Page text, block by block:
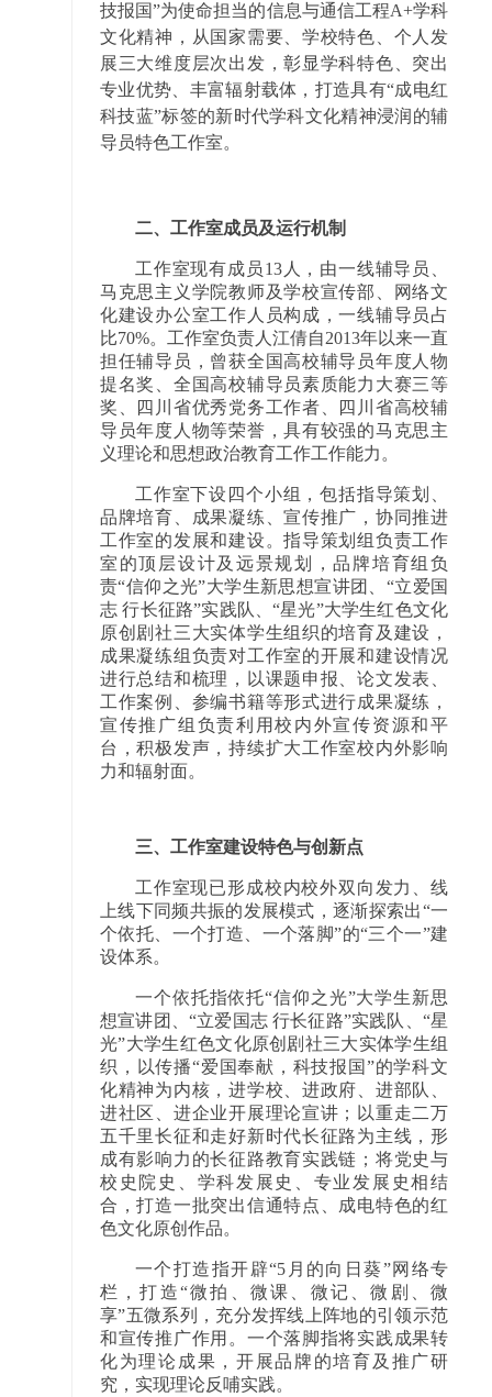
技报国”为使命担当的信息与通信工程A+学科
文化精神，从国家需要、学校特色、个人发
展三大维度层次出发，彰显学科特色、突出
专业优势、丰富辐射载体，打造具有“成电红
科技蓝”标签的新时代学科文化精神浸润的辅
导员特色工作室。
二、工作室成员及运行机制
工作室现有成员13人，由一线辅导员、
马克思主义学院教师及学校宣传部、网络文
化建设办公室工作人员构成，一线辅导员占
比70%。工作室负责人江倩自2013年以来一直
担任辅导员，曾获全国高校辅导员年度人物
提名奖、全国高校辅导员素质能力大赛三等
奖、四川省优秀党务工作者、四川省高校辅
导员年度人物等荣誉，具有较强的马克思主
义理论和思想政治教育工作工作能力。
工作室下设四个小组，包括指导策划、
品牌培育、成果凝练、宣传推广，协同推进
工作室的发展和建设。指导策划组负责工作
室的顶层设计及远景规划，品牌培育组负
责“信仰之光”大学生新思想宣讲团、“立爱国
志 行长征路”实践队、“星光”大学生红色文化
原创剧社三大实体学生组织的培育及建设，
成果凝练组负责对工作室的开展和建设情况
进行总结和梳理，以课题申报、论文发表、
工作案例、参编书籍等形式进行成果凝练，
宣传推广组负责利用校内外宣传资源和平
台，积极发声，持续扩大工作室校内外影响
力和辐射面。
三、工作室建设特色与创新点
工作室现已形成校内校外双向发力、线
上线下同频共振的发展模式，逐渐探索出“一
个依托、一个打造、一个落脚”的“三个一”建
设体系。
一个依托指依托“信仰之光”大学生新思
想宣讲团、“立爱国志 行长征路”实践队、“星
光”大学生红色文化原创剧社三大实体学生组
织，以传播“爱国奉献，科技报国”的学科文
化精神为内核，进学校、进政府、进部队、
进社区、进企业开展理论宣讲；以重走二万
五千里长征和走好新时代长征路为主线，形
成有影响力的长征路教育实践链；将党史与
校史院史、学科发展史、专业发展史相结
合，打造一批突出信通特点、成电特色的红
色文化原创作品。
一个打造指开辟“5月的向日葵”网络专
栏，打造“微拍、微课、微记、微剧、微
享”五微系列，充分发挥线上阵地的引领示范
和宣传推广作用。一个落脚指将实践成果转
化为理论成果，开展品牌的培育及推广研
究，实现理论反哺实践。